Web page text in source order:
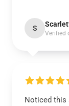
S
Verified
Noticed this